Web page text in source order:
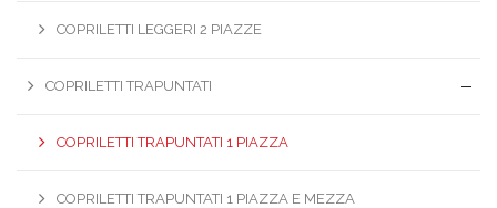
COPRILETTI LEGGERI 2 PIAZZE
COPRILETTI TRAPUNTATI
COPRILETTI TRAPUNTATI 1 PIAZZA
COPRILETTI TRAPUNTATI 1 PIAZZA E MEZZA